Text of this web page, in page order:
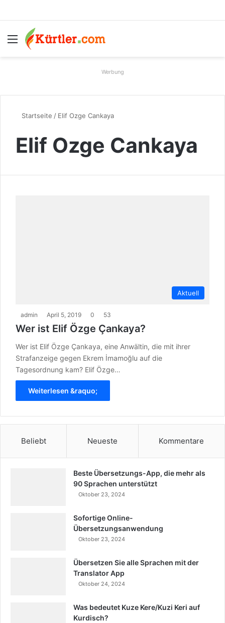
Menü
Werbung
Startseite / Elif Ozge Cankaya
Elif Ozge Cankaya
Aktuell
admin April 5, 2019 0 53
Wer ist Elif Özge Çankaya?
Wer ist Elif Özge Çankaya, eine Anwältin, die mit ihrer
Strafanzeige gegen Ekrem İmamoğlu auf die
Tagesordnung kam? Elif Özge…
Weiterlesen &raquo;
Beliebt Neueste Kommentare
Beste Übersetzungs-App, die mehr als
90 Sprachen unterstützt
Oktober 23, 2024
Sofortige Online-
Übersetzungsanwendung
Oktober 23, 2024
Übersetzen Sie alle Sprachen mit der
Translator App
Oktober 24, 2024
Was bedeutet Kuze Kere/Kuzi Keri auf
Kurdisch?